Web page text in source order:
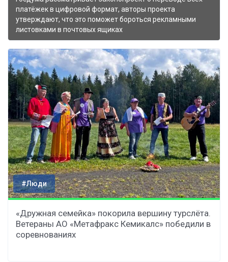
платёжек в цифровой формат, авторы проекта
утверждают, что это поможет бороться рекламными
листовками в почтовых ящиках
#Люди
«Дружная семейка» покорила вершину турслёта.
Ветераны АО «Метафракс Кемикалс» победили в
соревнованиях